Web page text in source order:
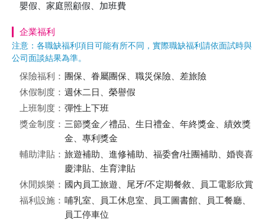
嬰假、家庭照顧假、加班費
企業福利
注意：各職缺福利項目可能有所不同，實際職缺福利請依面試時與
公司面談結果為準。
保險福利： 團保、眷屬團保、職災保險、差旅險
休假制度： 週休二日、榮譽假
上班制度： 彈性上下班
獎金制度： 三節獎金／禮品、生日禮金、年終獎金、績效獎
金、專利獎金
輔助津貼： 旅遊補助、進修補助、福委會/社團補助、婚喪喜
慶津貼、生育津貼
休閒娛樂： 國內員工旅遊、尾牙/不定期餐敘、員工電影欣賞
福利設施： 哺乳室、員工休息室、員工圖書館、員工餐廳、
員工停車位